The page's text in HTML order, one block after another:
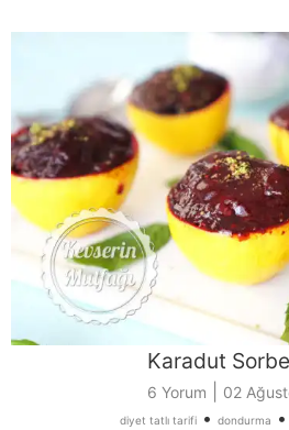
Karadut
6 Yorum 02
diyet tatlı tarifi• dondurma •